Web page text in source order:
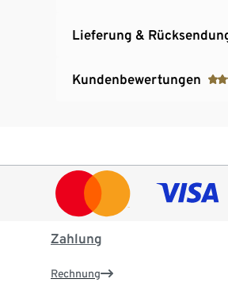
Lieferung &
Kundenbewertungen
Zahlung
Rechnung